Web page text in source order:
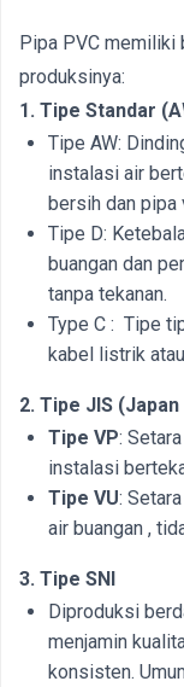
Pipa PVC memiliki
produksinya:
1. Tipe Standar
Tipe AW:
instalasi air
bersih dan pipa
Tipe D:
buangan dan
tanpa tekanan.
Type C : Tipe
kabel listrik
2. Tipe JIS
Tipe VP:
instalasi
Tipe VU:
air buangan ,
3. Tipe SNI
Diproduksi
menjamin
konsisten.